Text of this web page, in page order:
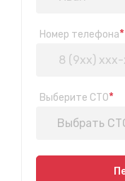
Номер телефона*
Выберите СТО*
Выбрать